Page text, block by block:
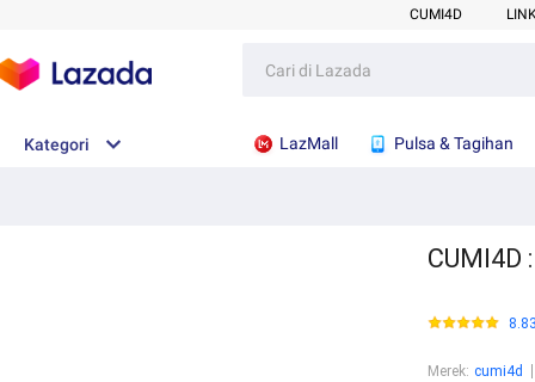
CUMI4D
Kategori LazMall Pulsa & Tagihan
CUMI4D
Merek: cumi4d